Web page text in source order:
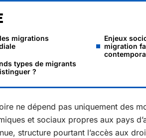
migrations
types de migrants
?
Enjeux
migration
ne dépend pas uniquement des
et sociaux propres aux pays
structure pourtant l’accès aux